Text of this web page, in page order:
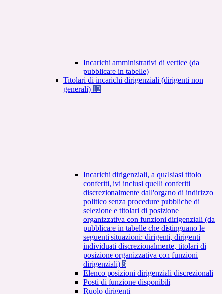
Incarichi amministrativi di vertice (da
pubblicare in tabelle)
Titolari di incarichi dirigenziali (dirigenti non
generali) 12
Incarichi dirigenziali, a qualsiasi titolo
conferiti, ivi inclusi quelli conferiti
discrezionalmente dall'organo di indirizzo
politico senza procedure pubbliche di
selezione e titolari di posizione
organizzativa con funzioni dirigenziali (da
pubblicare in tabelle che distinguano le
seguenti situazioni: dirigenti, dirigenti
individuati discrezionalmente, titolari di
posizione organizzativa con funzioni
dirigenziali) 8
Elenco posizioni dirigenziali discrezionali
Posti di funzione disponibili
Ruolo dirigenti